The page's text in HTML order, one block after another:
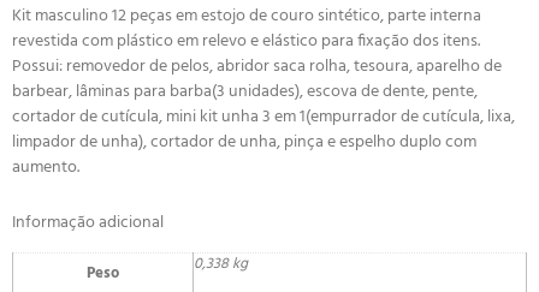
Kit masculino 12 peças em estojo de couro sintético, parte interna
revestida com plástico em relevo e elástico para fixação dos itens.
Possui: removedor de pelos, abridor saca rolha, tesoura, aparelho de
barbear, lâminas para barba(3 unidades), escova de dente, pente,
cortador de cutícula, mini kit unha 3 em 1(empurrador de cutícula, lixa,
limpador de unha), cortador de unha, pinça e espelho duplo com
aumento.
Informação adicional
Peso 0,338 kg